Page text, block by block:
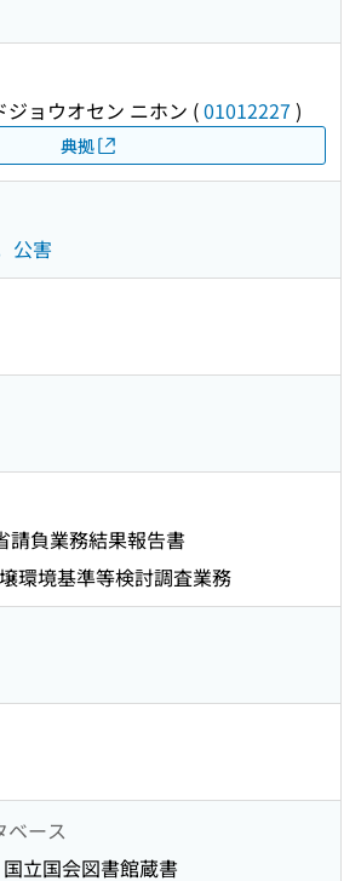
ジョウオセン ニホン (01012227 )
典拠
公害
請負業務結果報告書
環境基準等検討調査業務
ベース
立国会図書館蔵書